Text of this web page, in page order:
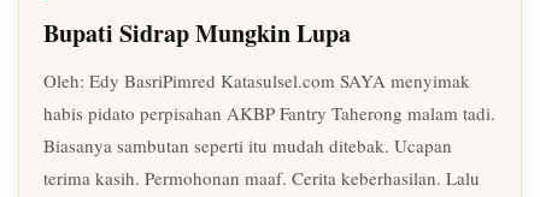
Bupati Sidrap Mungkin Lupa
Oleh: Edy BasriPimred Katasulsel.com SAYA menyimak
habis pidato perpisahan AKBP Fantry Taherong malam tadi.
Biasanya sambutan seperti itu mudah ditebak. Ucapan
terima kasih. Permohonan maaf. Cerita keberhasilan. Lalu